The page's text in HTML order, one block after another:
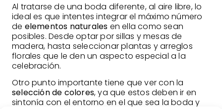
Al tratarse de una boda diferente, al aire libre, lo
ideal es que intentes integrar el máximo número
de elementos naturales en ella como sean
posibles. Desde optar por sillas y mesas de
madera, hasta seleccionar plantas y arreglos
florales que le den un aspecto especial a la
celebración.
Otro punto importante tiene que ver con la
selección de colores, ya que estos deben ir en
sintonía con el entorno en el que sea la boda y